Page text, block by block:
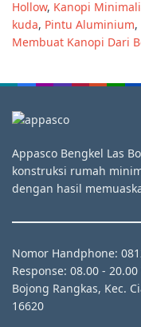
Hollow, Kanopi
kuda, Pintu Aluminium,
Membuat Kanopi Dari
Appasco Bengkel Las
konstruksi rumah
dengan hasil
Nomor Handphone:
Response: 08.00 -
Bojong Rangkas, Kec.
16620